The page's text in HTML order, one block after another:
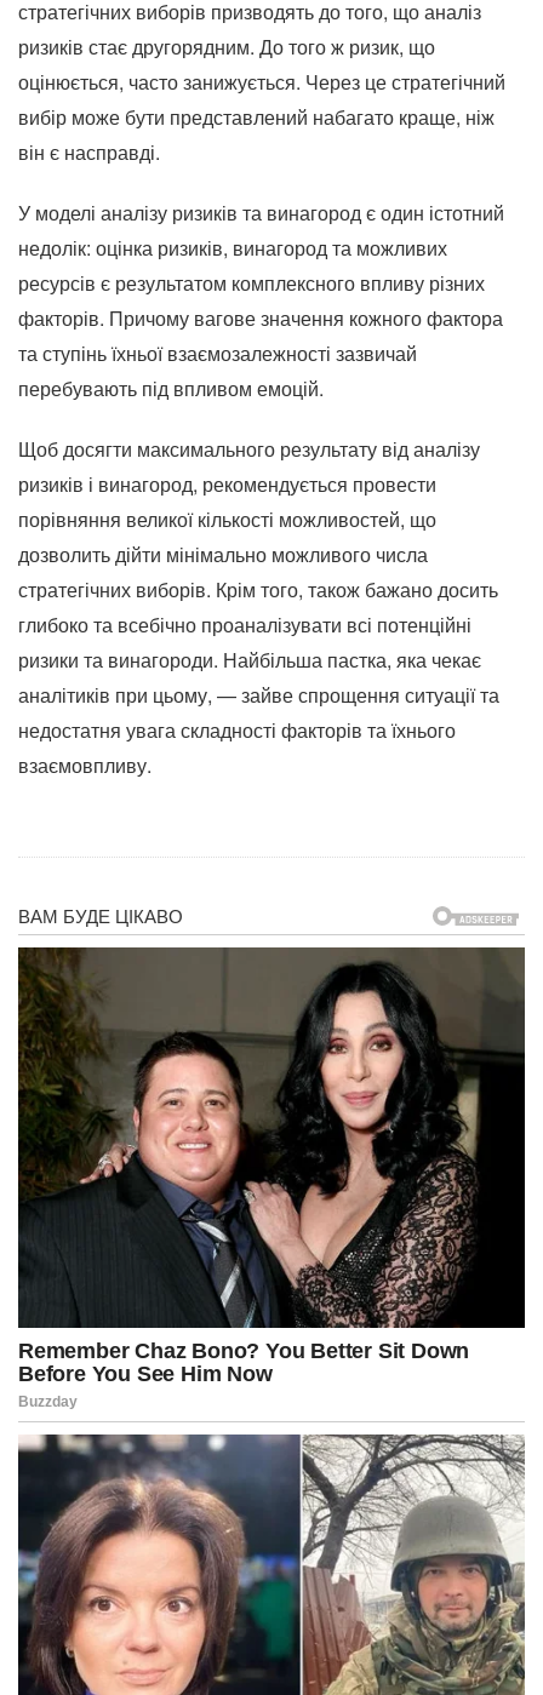
стратегічних виборів призводять до того, що аналіз
ризиків стає другорядним. До того ж ризик, що
оцінюється, часто занижується. Через це стратегічний
вибір може бути представлений набагато краще, ніж
він є насправді.
У моделі аналізу ризиків та винагород є один істотний
недолік: оцінка ризиків, винагород та можливих
ресурсів є результатом комплексного впливу різних
факторів. Причому вагове значення кожного фактора
та ступінь їхньої взаємозалежності зазвичай
перебувають під впливом емоцій.
Щоб досягти максимального результату від аналізу
ризиків і винагород, рекомендується провести
порівняння великої кількості можливостей, що
дозволить дійти мінімально можливого числа
стратегічних виборів. Крім того, також бажано досить
глибоко та всебічно проаналізувати всі потенційні
ризики та винагороди. Найбільша пастка, яка чекає
аналітиків при цьому, — зайве спрощення ситуації та
недостатня увага складності факторів та їхнього
взаємовпливу.